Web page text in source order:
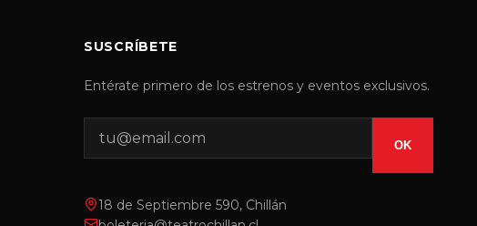
SUSCRÍBETE
Entérate primero de los estrenos y eventos exclusivos.
OK
18 de Septiembre 590, Chillán